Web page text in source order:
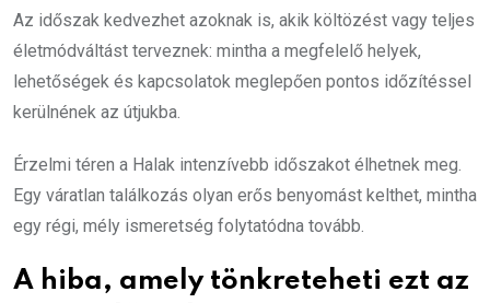
Az időszak kedvezhet azoknak is, akik költözést vagy teljes
életmódváltást terveznek: mintha a megfelelő helyek,
lehetőségek és kapcsolatok meglepően pontos időzítéssel
kerülnének az útjukba.
Érzelmi téren a Halak intenzívebb időszakot élhetnek meg.
Egy váratlan találkozás olyan erős benyomást kelthet, mintha
egy régi, mély ismeretség folytatódna tovább.
A hiba, amely tönkreteheti ezt az